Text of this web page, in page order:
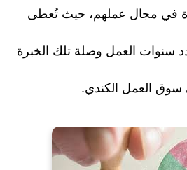
في مجال عملهم، حيث تُعطى
سنوات العمل وصلة تلك الخبرة
سوق العمل الكندي.